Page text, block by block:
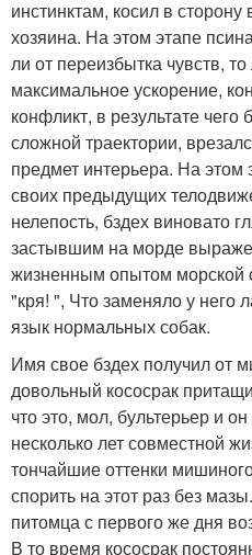
инстинктам, косил в сторону
хозяина. На этом этапе
ли от переизбытка чувств,
максимальное ускорение,
конфликт, в результате чего
сложной траектории,
предмет интерьера. На этом
своих предыдущих
нелепость, бздех виновато
застывшим на морде
жизненным опытом морской
"кря! ", Что заменяло у него
язык нормальных собак.
Имя свое бздех получил от
довольный кососрак
что это, мол, бультерьер и
несколько лет совместной
тончайшие оттенки
спорить на этот раз без
питомца с первого же дня
В то время кососрак